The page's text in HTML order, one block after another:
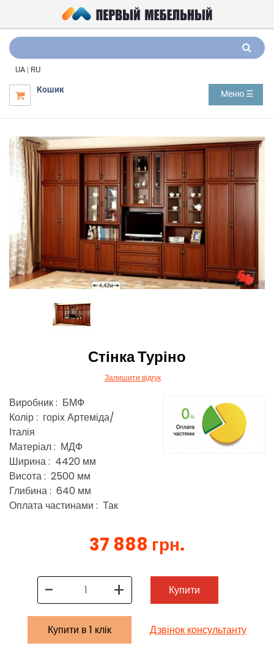
UA | RU

Кошик Меню ☰
Стінка Туріно
Залишити відгук
Виробник : БМФ
Колір : горіх Артеміда/
Італія
Матеріал : МДФ
Ширина : 4420 мм
Висота : 2500 мм
Глибина : 640 мм
Оплата частинами : Так
37 888 грн.
- + Купити
Купити в 1 клік Дзвінок консультанту